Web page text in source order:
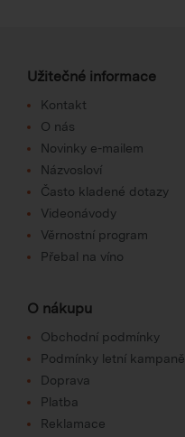
Užitečné informace
Kontakt
O nás
Novinky e-mailem
Názvosloví
Často kladené dotazy
Videonávody
Věrnostní program
Přebal na víno
O nákupu
Obchodní podmínky
Podmínky letní kampaně
Doprava
Platba
Reklamace